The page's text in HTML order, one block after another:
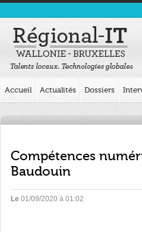
Accueil Actualités Dossiers
Compétences
Baudouin
Le 01/09/2020 à 01:02